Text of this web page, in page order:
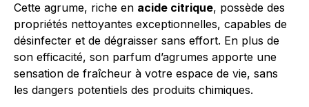
Cette agrume, riche en acide citrique, possède des
propriétés nettoyantes exceptionnelles, capables de
désinfecter et de dégraisser sans effort. En plus de
son efficacité, son parfum d’agrumes apporte une
sensation de fraîcheur à votre espace de vie, sans
les dangers potentiels des produits chimiques.